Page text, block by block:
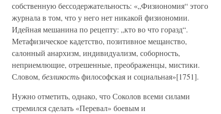
собственную бессодержательность: «„Физиономия“ этого
журнала в том, что у него нет никакой физиономии.
Идейная мешанина по рецепту: „кто во что горазд“.
Метафизическое кадетство, позитивное мещанство,
салонный анархизм, индивидуализм, соборность,
неприемлющие, отрешенные, преображенцы, мистики.
Словом, безликостьфилософская и социальная»[1751].
Нужно отметить, однако, что Соколов всеми силами
стремился сделать «Перевал» боевым и